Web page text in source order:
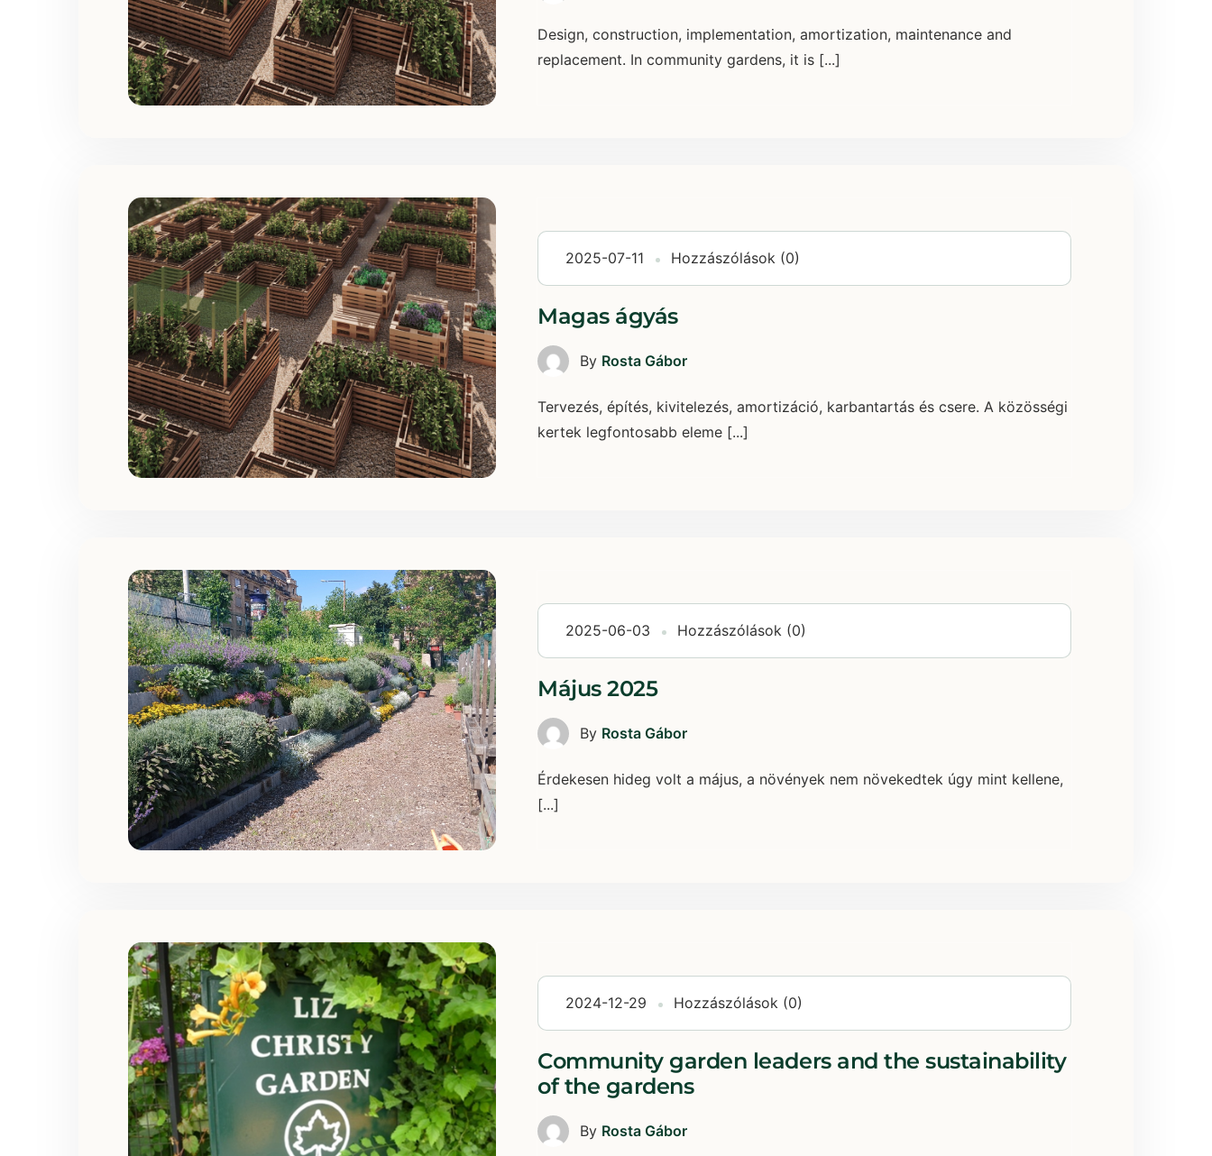
Design, construction, implementation, amortization, maintenance and
replacement. In community gardens, it is [...]
2025-07-11 Hozzászólások (0)
Magas ágyás
By Rosta Gábor
Tervezés, építés, kivitelezés, amortizáció, karbantartás és csere. A közösségi
kertek legfontosabb eleme [...]
2025-06-03 Hozzászólások (0)
Május 2025
By Rosta Gábor
Érdekesen hideg volt a május, a növények nem növekedtek úgy mint kellene,
[...]
2024-12-29 Hozzászólások (0)
Community garden leaders and the sustainability
of the gardens
By Rosta Gábor